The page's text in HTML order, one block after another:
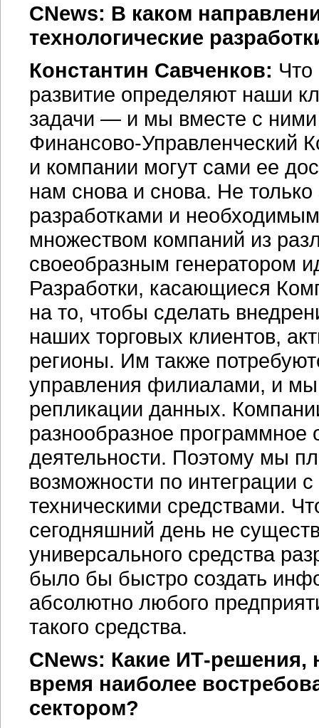
CNews: В каком
технологические
Константин Савченков:
развитие определяют наши
задачи — и мы вместе с
Финансово-Управленческий
и компании могут сами ее
нам снова и снова. Не
разработками и
множеством компаний из
своеобразным генератором
Разработки, касающиеся
на то, чтобы сделать
наших торговых клиентов,
регионы. Им также
управления филиалами, и
репликации данных.
разнообразное
деятельности. Поэтому мы
возможности по интеграции
техническими средствами.
сегодняшний день не
универсального средства
было бы быстро создать
абсолютно любого
такого средства.
CNews: Какие ИТ-решения,
время наиболее
сектором?